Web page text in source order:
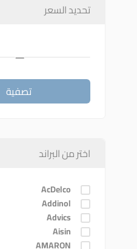
تحديد السعر
تصفية
—
اختر من البراند
AcDelco
Addinol
Advics
Aisin
AMARON